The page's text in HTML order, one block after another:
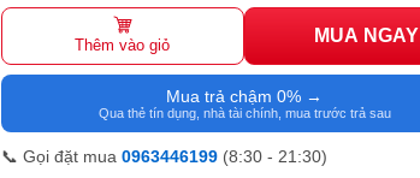
Thêm vào giỏ MUA NGAY
Mua trả chậm 0% →
Qua thẻ tín dụng, nhà tài chính, mua trước trả sau
📞 Gọi đặt mua 0963446199(8:30 - 21:30)